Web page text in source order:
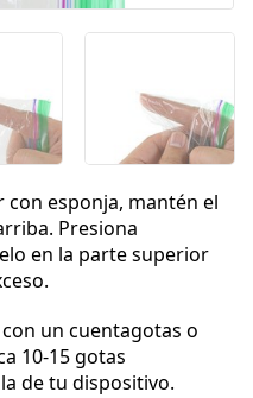
esponja, mantén el
Presiona
en la parte superior
un cuentagotas o
10-15 gotas
de tu dispositivo.